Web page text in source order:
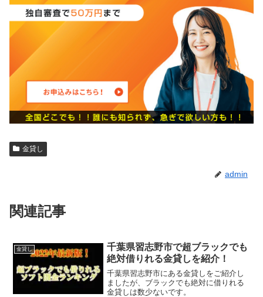
金貸し
admin
関連記事
金貸し
千葉県習志野市で超ブラックでも
絶対借りれる金貸しを紹介！
千葉県習志野市にある金貸しをご紹介し
ましたが、ブラックでも絶対に借りれる
金貸しは数少ないです。